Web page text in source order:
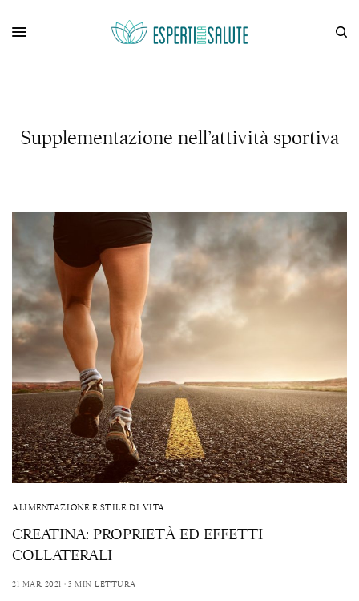
Supplementazione nell’attività sportiva
ALIMENTAZIONE E STILE DI VITA
CREATINA: PROPRIETÀ ED EFFETTI
COLLATERALI
21 MAR 2021 3 MIN LETTURA